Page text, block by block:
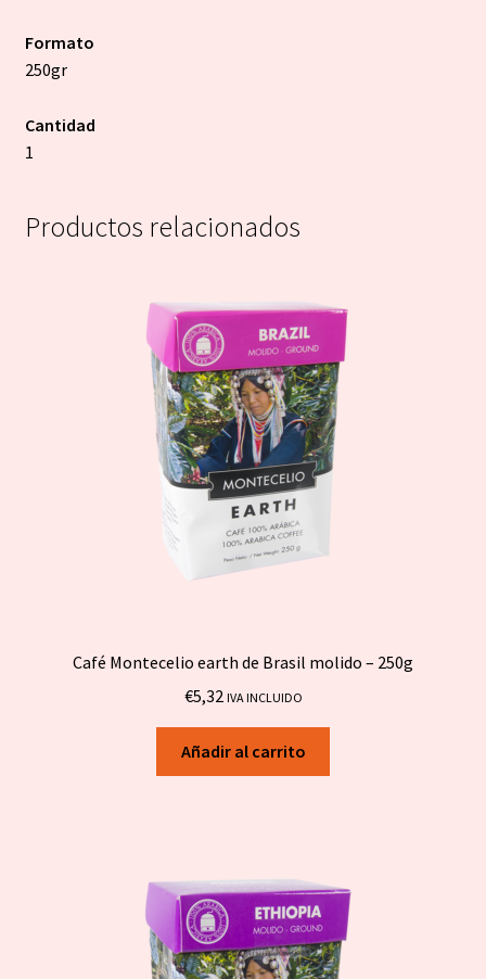
Formato
250gr
Cantidad
1
Productos relacionados
Café Montecelio earth de Brasil molido – 250g
€5,32 IVA INCLUIDO
Añadir al carrito